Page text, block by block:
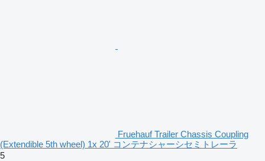
Fruehauf Trailer Chassis Coupling
(Extendible 5th wheel) 1x 20' コンテナシャーシセミトレーラ
5